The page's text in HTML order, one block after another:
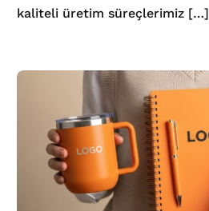
kaliteli üretim süreçlerimiz […]